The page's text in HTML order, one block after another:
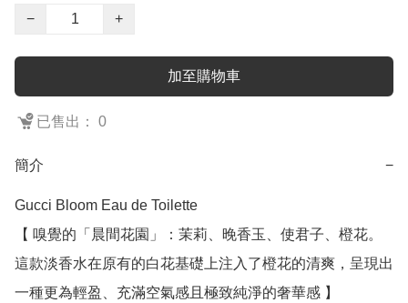
−
+
加至購物車
已售出： 0
簡介 −
Gucci Bloom Eau de Toilette
【 嗅覺的「晨間花園」：茉莉、晚香玉、使君子、橙花。
這款淡香水在原有的白花基礎上注入了橙花的清爽，呈現出
一種更為輕盈、充滿空氣感且極致純淨的奢華感 】